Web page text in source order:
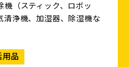
機（スティック、ロボッ
清浄機、加湿器、除湿機な
品